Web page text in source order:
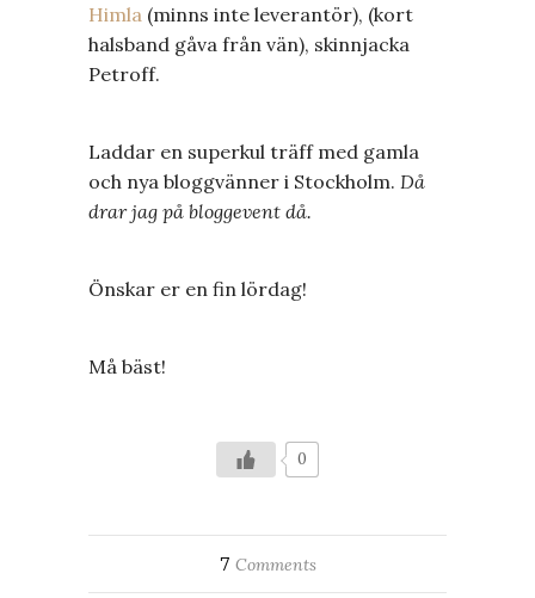
Himla (minns inte leverantör), (kort
halsband gåva från vän), skinnjacka
Petroff.
Laddar en superkul träff med gamla
och nya bloggvänner i Stockholm. Då
drar jag på bloggevent då.
Önskar er en fin lördag!
Må bäst!
0
7 Comments